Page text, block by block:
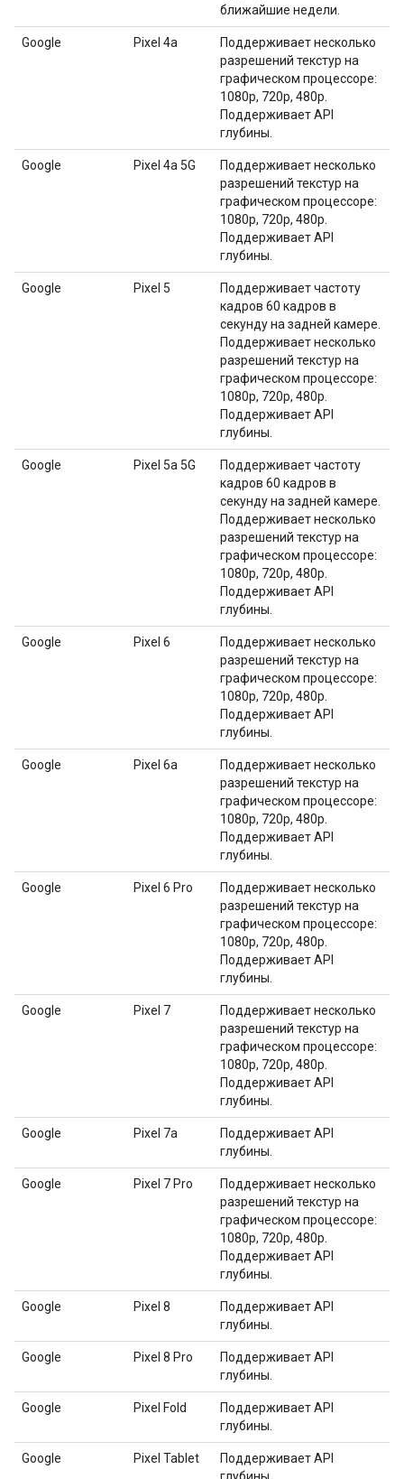
ближайшие недели.
Google Pixel 4a
Поддерживает несколько
разрешений текстур на
графическом процессоре:
1080p, 720p, 480p.
Поддерживает API
глубины.
Google Pixel 4a 5G
Поддерживает несколько
разрешений текстур на
графическом процессоре:
1080p, 720p, 480p.
Поддерживает API
глубины.
Google Pixel 5
Поддерживает частоту
кадров 60 кадров в
секунду на задней камере.
Поддерживает несколько
разрешений текстур на
графическом процессоре:
1080p, 720p, 480p.
Поддерживает API
глубины.
Google Pixel 5a 5G
Поддерживает частоту
кадров 60 кадров в
секунду на задней камере.
Поддерживает несколько
разрешений текстур на
графическом процессоре:
1080p, 720p, 480p.
Поддерживает API
глубины.
Google Pixel 6
Поддерживает несколько
разрешений текстур на
графическом процессоре:
1080p, 720p, 480p.
Поддерживает API
глубины.
Google Pixel 6a
Поддерживает несколько
разрешений текстур на
графическом процессоре:
1080p, 720p, 480p.
Поддерживает API
глубины.
Google Pixel 6 Pro
Поддерживает несколько
разрешений текстур на
графическом процессоре:
1080p, 720p, 480p.
Поддерживает API
глубины.
Google Pixel 7
Поддерживает несколько
разрешений текстур на
графическом процессоре:
1080p, 720p, 480p.
Поддерживает API
глубины.
Google Pixel 7a
Поддерживает API
глубины.
Google Pixel 7 Pro
Поддерживает несколько
разрешений текстур на
графическом процессоре:
1080p, 720p, 480p.
Поддерживает API
глубины.
Google Pixel 8
Поддерживает API
глубины.
Google Pixel 8 Pro
Поддерживает API
глубины.
Google Pixel Fold
Поддерживает API
глубины.
Google Pixel Tablet
Поддерживает API